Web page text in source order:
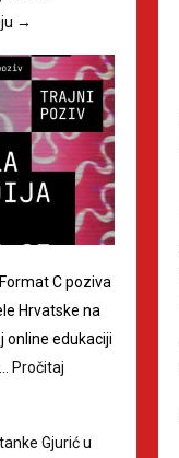
→
C poziva
Hrvatske na
online edukaciji
Pročitaj
Gjurić u